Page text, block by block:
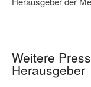
Weitere
Herausgeber